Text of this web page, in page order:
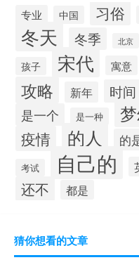
专业 中国 习俗
冬天 冬季 北京
孩子 宋代 寓意
攻略 新年 时间
是一个 是一种
疫情 的人 的
考试 自己的
还不 都是
猜你想看的文章